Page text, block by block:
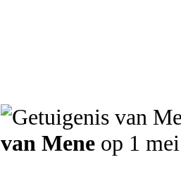
van Mene op 1